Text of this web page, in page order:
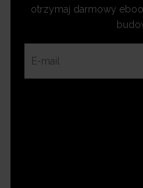
otrzymaj darmowy